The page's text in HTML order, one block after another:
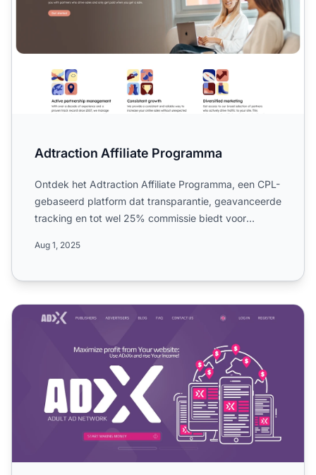
Adtraction Affiliate Programma
Ontdek het Adtraction Affiliate Programma, een CPL-
gebaseerd platform dat transparantie, geavanceerde
tracking en tot wel 25% commissie biedt voor
Aug 1, 2025
Adxxx Affiliate Programma